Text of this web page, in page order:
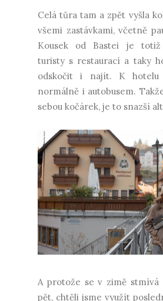
Celá tůra tam a zpět vyšla
všemi zastávkami, včetně
Kousek od Bastei je
turisty s restaurací a taky
odskočit i najít. K hotelu
normálně i autobusem.
sebou kočárek, je to snazší
A protože se v zimě
pět, chtěli jsme využít